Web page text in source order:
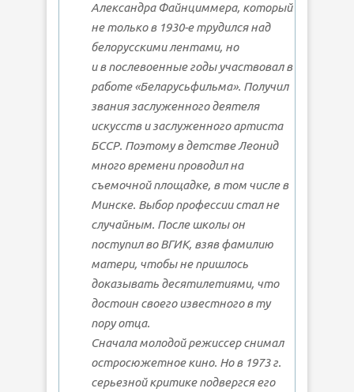
Александра Файнциммера, который
не только в 1930-е трудился над
белорусскими лентами, но
и в послевоенные годы участвовал в
работе «Беларусьфильма». Получил
звания заслуженного деятеля
искусств и заслуженного артиста
БССР. Поэтому в детстве Леонид
много времени проводил на
съемочной площадке, в том числе в
Минске. Выбор профессии стал не
случайным. После школы он
поступил во ВГИК, взяв фамилию
матери, чтобы не пришлось
доказывать десятилетиями, что
достоин своего известного в ту
пору отца.
Сначала молодой режиссер снимал
остросюжетное кино. Но в 1973 г.
серьезной критике подвергся его